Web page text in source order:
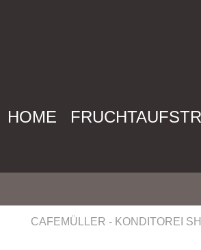
HOME
CAFEMÜLLER - KONDITOREI